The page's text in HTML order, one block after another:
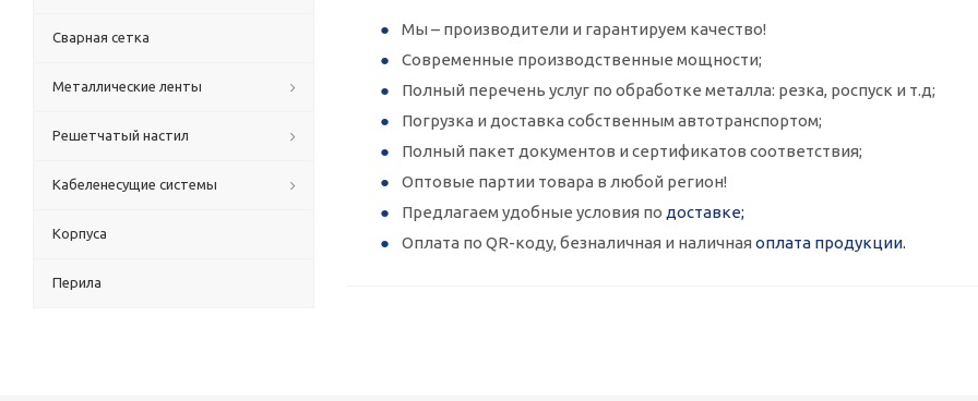
Мы – производители и гарантируем качество!
Современные производственные мощности;
Полный перечень услуг по обработке металла: резка, роспуск и т.д;
Погрузка и доставка собственным автотранспортом;
Полный пакет документов и сертификатов соответствия;
Оптовые партии товара в любой регион!
Предлагаем удобные условия по доставке;
Оплата по QR-коду, безналичная и наличная оплата продукции.
Сварная сетка
Металлические ленты
Решетчатый настил
Кабеленесущие системы
Корпуса
Перила